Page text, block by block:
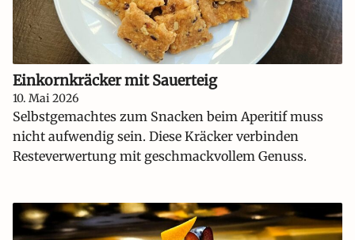
Einkornkräcker mit Sauerteig
10. Mai 2026
Selbstgemachtes zum Snacken beim Aperitif muss
nicht aufwendig sein. Diese Kräcker verbinden
Resteverwertung mit geschmackvollem Genuss.